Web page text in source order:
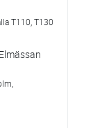
T110, T130